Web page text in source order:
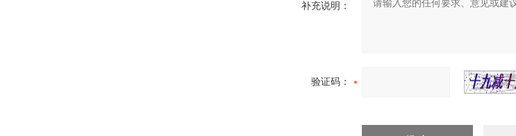
补充说明：
验证码：